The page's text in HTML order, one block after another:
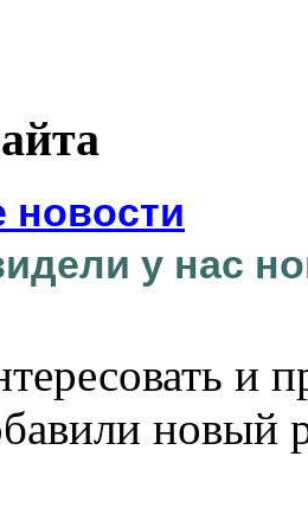
новости
у нас
и
новый